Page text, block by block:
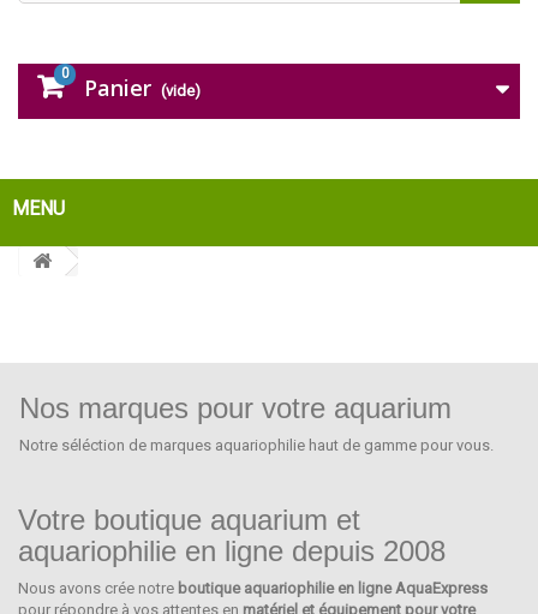
Panier
0
(vide)
MENU
Nos marques pour votre aquarium
Notre séléction de marques aquariophilie haut de gamme pour vous.
EHEIM
Votre boutique aquarium et
aquariophilie en ligne depuis 2008
Nous avons crée notre boutique aquariophilie en ligne AquaExpress
pour répondre à vos attentes en matériel et équipement pour votre